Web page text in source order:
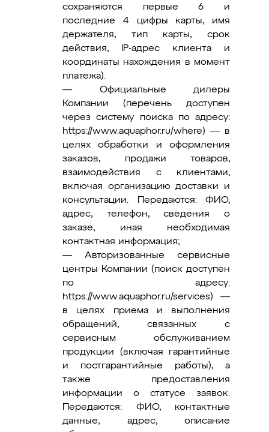
сохраняются первые 6 и
последние 4 цифры карты, имя
держателя, тип карты, срок
действия, IP-адрес клиента и
координаты нахождения в момент
платежа).
— Официальные дилеры
Компании (перечень доступен
через систему поиска по адресу:
https://www.aquaphor.ru/where) — в
целях обработки и оформления
заказов, продажи товаров,
взаимодействия с клиентами,
включая организацию доставки и
консультации. Передаются: ФИО,
адрес, телефон, сведения о
заказе, иная необходимая
контактная информация;
— Авторизованные сервисные
центры Компании (поиск доступен
по адресу:
https://www.aquaphor.ru/services) —
в целях приема и выполнения
обращений, связанных с
сервисным обслуживанием
продукции (включая гарантийные
и постгарантийные работы), а
также предоставления
информации о статусе заявок.
Передаются: ФИО, контактные
данные, адрес, описание